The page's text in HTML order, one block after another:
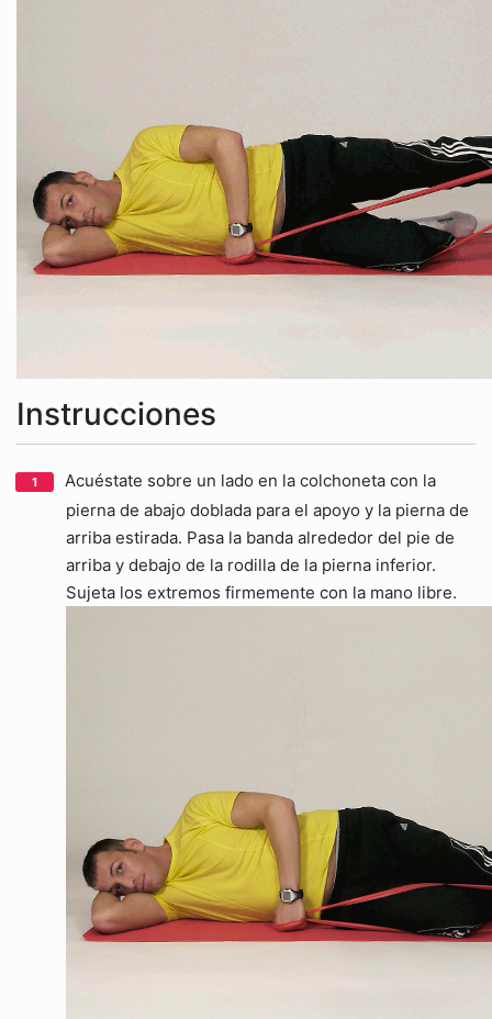
Instrucciones
Acuéstate sobre un lado en la colchoneta con la
pierna de abajo doblada para el apoyo y la pierna de
arriba estirada. Pasa la banda alrededor del pie de
arriba y debajo de la rodilla de la pierna inferior.
Sujeta los extremos firmemente con la mano libre.